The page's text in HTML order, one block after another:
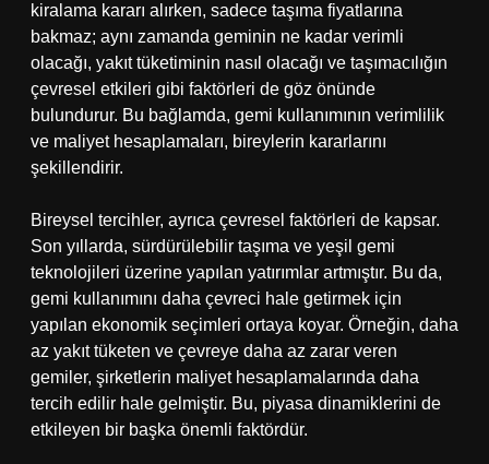
kiralama kararı alırken, sadece taşıma fiyatlarına
bakmaz; aynı zamanda geminin ne kadar verimli
olacağı, yakıt tüketiminin nasıl olacağı ve taşımacılığın
çevresel etkileri gibi faktörleri de göz önünde
bulundurur. Bu bağlamda, gemi kullanımının verimlilik
ve maliyet hesaplamaları, bireylerin kararlarını
şekillendirir.
Bireysel tercihler, ayrıca çevresel faktörleri de kapsar.
Son yıllarda, sürdürülebilir taşıma ve yeşil gemi
teknolojileri üzerine yapılan yatırımlar artmıştır. Bu da,
gemi kullanımını daha çevreci hale getirmek için
yapılan ekonomik seçimleri ortaya koyar. Örneğin, daha
az yakıt tüketen ve çevreye daha az zarar veren
gemiler, şirketlerin maliyet hesaplamalarında daha
tercih edilir hale gelmiştir. Bu, piyasa dinamiklerini de
etkileyen bir başka önemli faktördür.